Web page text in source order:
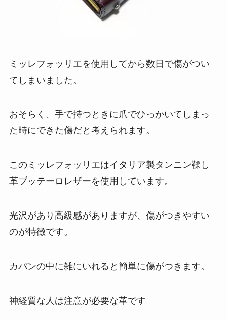
ミッレフォッリエを使用してから数日で傷がつい
てしまいました。
おそらく、手で持つときに爪でひっかいてしまっ
た時にできた傷だと考えられます。
このミッレフォッリエはイタリア製タンニン鞣し
革ブッテーロレザーを使用しています。
光沢があり高級感がありますが、傷がつきやすい
のが特徴です。
カバンの中に雑にいれると簡単に傷がつきます。
神経質な人は注意が必要な革です